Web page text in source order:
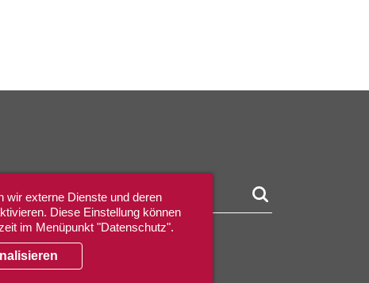
wir externe Dienste und deren
Diese Einstellung können
im Menüpunkt "Datenschutz".